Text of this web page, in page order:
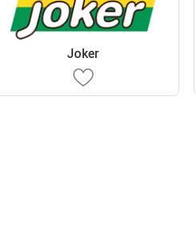
Joker